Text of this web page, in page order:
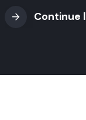
Continue